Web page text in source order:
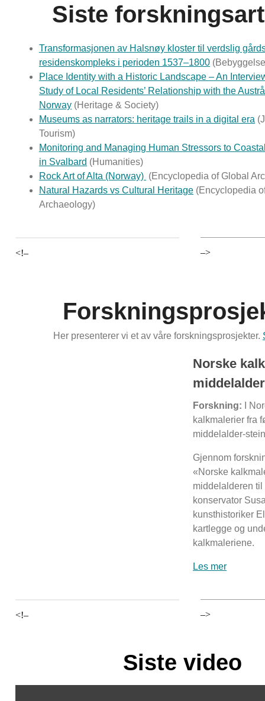
Siste
Transformasjonen av Halsnøy kloster til verdslig
residenskompleks i perioden 1537–1800
Place Identity with a Historic Landscape – An
Study of Local Residents’ Relationship with the
Norway (Heritage & Society)
Museums as narrators: heritage trails in a digital era
Tourism)
Monitoring and Managing Human Stressors to
in Svalbard (Humanities)
Rock Art of Alta (Norway) (Encyclopedia of Global
Natural Hazards vs Cultural Heritage (Encyclopedia
Archaeology)
<!– –>
Her presenterer vi et av våre forskningsprosjekter.
Norske
Forskning:
I
kalkmalerier fra
middelalder-
Gjennom
«Norske
middelalderen
konservator
kunsthistoriker
kartlegge og
kalkmaleriene.
Les mer
<!– –>
Siste video